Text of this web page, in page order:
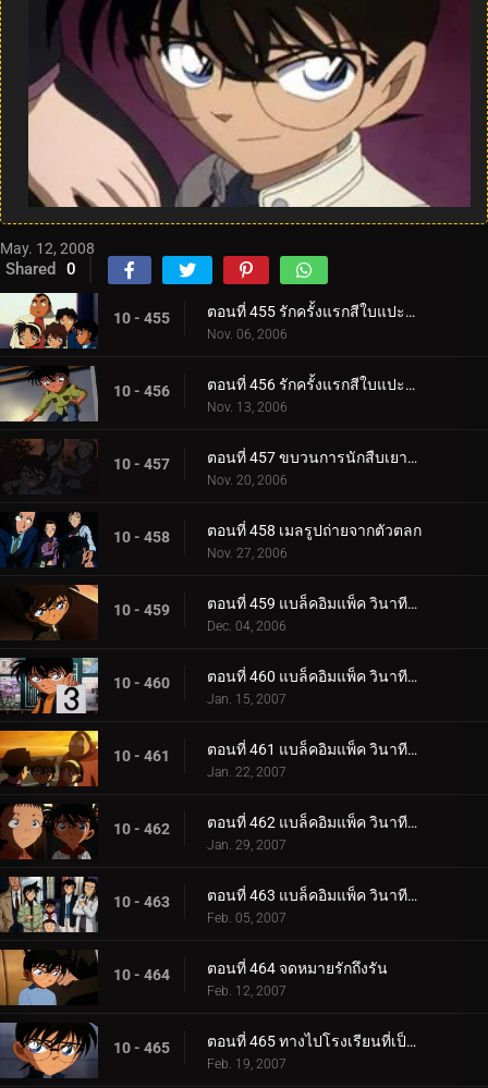
May. 12, 2008
Shared 0
10 - 455 ตอนที่ 455 รักครั้งแรกสีใบแปะก๊วย (ตอนแรก)
Nov. 06, 2006
10 - 456 ตอนที่ 456 รักครั้งแรกสีใบแปะก๊วย (ตอนจบ)
Nov. 13, 2006
10 - 457 ตอนที่ 457 ขบวนการนักสืบเยาวชนกับหนอนแก้วสี่พี่น้อง
Nov. 20, 2006
10 - 458 ตอนที่ 458 เมลรูปถ่ายจากตัวตลก
Nov. 27, 2006
10 - 459 ตอนที่ 459 แบล็คอิมแพ็ค วินาทีที่อยู่ในเงื้อมมือองค์กร (ตอนพิเศษ ตอนแรก) ยอดนักสืบจิ๋วโคนัน เดอะ.
Dec. 04, 2006
10 - 460 ตอนที่ 460 แบล็คอิมแพ็ค วินาทีที่อยู่ในเงื้อมมือองค์กร (ตอนพิเศษ ตอนที่ 2) ยอดนักสืบจิ๋วโคนัน เดอ_.
Jan. 15, 2007
10 - 461 ตอนที่ 461 แบล็คอิมแพ็ค วินาทีที่อยู่ในเงื้อมมือองค์กร (ตอนพิเศษ ตอนที่ 3) ยอดนักสืบจิ๋วโคนัน เดอ_.
Jan. 22, 2007
10 - 462 ตอนที่ 462 แบล็คอิมแพ็ค วินาทีที่อยู่ในเงื้อมมือองค์กร (ตอนพิเศษ ตอนที่ 4) ยอดนักสืบจิ๋วโคนัน เดอ_.
Jan. 29, 2007
10 - 463 ตอนที่ 463 แบล็คอิมแพ็ค วินาทีที่อยู่ในเงื้อมมือองค์กร (ตอนพิเศษ ตอนจบ) ยอดนักสืบจิ๋วโคนัน เดอะซ.
Feb. 05, 2007
10 - 464 ตอนที่ 464 จดหมายรักถึงรัน
Feb. 12, 2007
10 - 465 ตอนที่ 465 ทางไปโรงเรียนที่เป็นความลับสุดยอด (ตอนแรก)
Feb. 19, 2007